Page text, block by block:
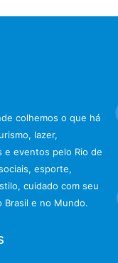
colhemos o que há
lazer,
e eventos pelo Rio de
esporte,
cuidado com seu
Brasil e no Mundo.